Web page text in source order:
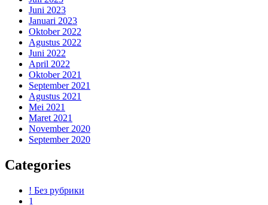
Juni 2023
Januari 2023
Oktober 2022
Agustus 2022
Juni 2022
April 2022
Oktober 2021
September 2021
Agustus 2021
Mei 2021
Maret 2021
November 2020
September 2020
Categories
! Без рубрики
1